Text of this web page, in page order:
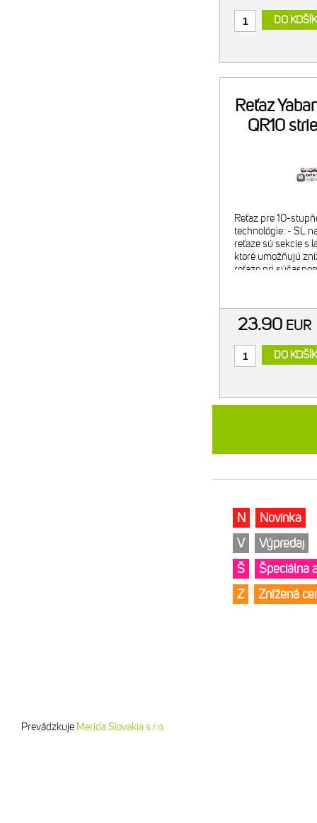
DO
Reťaz
QR10
Reťaz pre 10-
technológie: - SL
reťaze sú sekcie s
ktoré umožňujú
reťaze pri
23.90 EUR
DO
N
Novinka
V
Výpredaj
Š
Špeciálna
Z
Znížená
Prevádzkuje Merida Slovakia s.r.o.